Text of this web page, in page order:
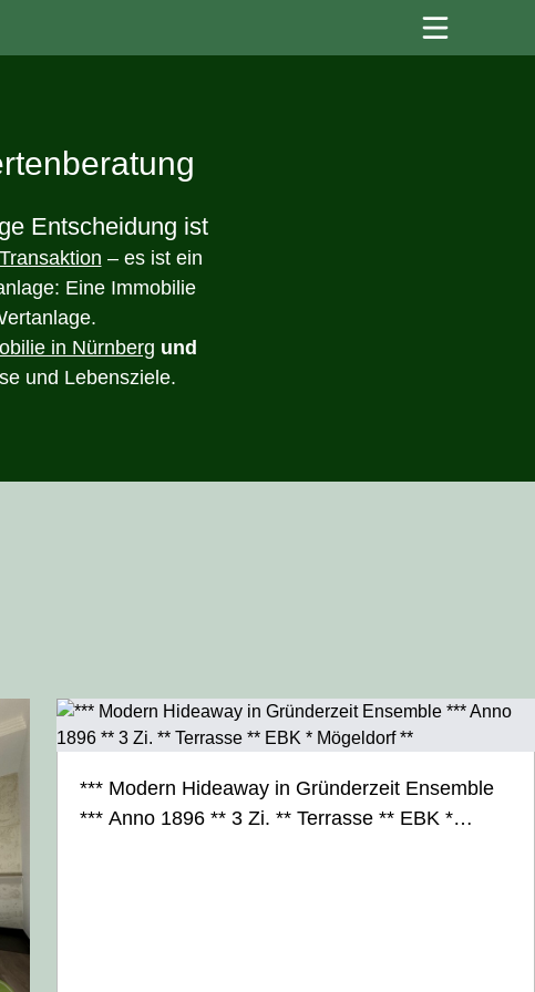
Entscheidung ist
– es ist ein
Eine Immobilie
in Nürnberg und
und Lebensziele.
*** Modern Hideaway in Gründerzeit Ensemble
*** Anno 1896 ** 3 Zi. ** Terrasse ** EBK *